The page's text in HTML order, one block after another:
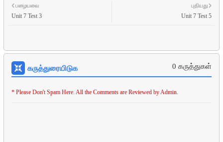
புதியது
Unit 7 Test 5
பழையவை
Unit 7 Test 3
கருத்துரையிடுக 0 கருத்துகள்
* Please Don't Spam Here. All the Comments are Reviewed by Admin.